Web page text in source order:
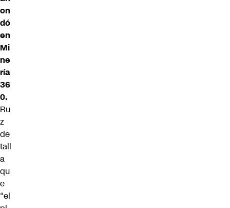
on
dó
en
Mi
ne
ría
36
0.
Ru
z
de
tall
a
qu
e
“el